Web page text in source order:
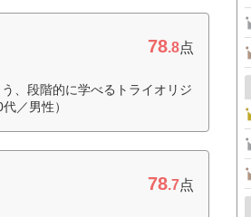
78.8点
、段階的に学べるトライオリジ
／男性）
78.7点